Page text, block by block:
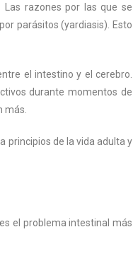
. Las razones por las que se
parásitos (yardiasis). Esto
el intestino y el cerebro.
durante momentos de
más.
principios de la vida adulta y
el problema intestinal más